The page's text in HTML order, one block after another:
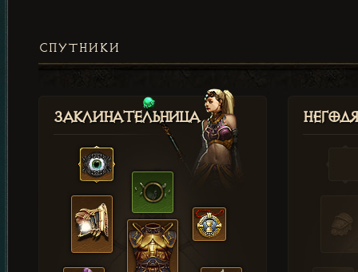
СПУТНИКИ
Заклинательница